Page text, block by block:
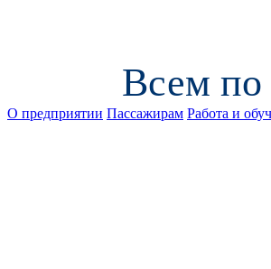
Всем по
О предприятии Пассажирам Работа и